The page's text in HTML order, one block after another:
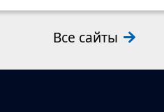
Все сайты